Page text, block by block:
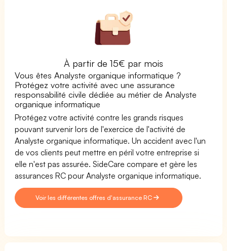
À partir de 15€ par mois
Vous êtes Analyste organique informatique ?
Protégez votre activité avec une assurance
responsabilité civile dédiée au métier de Analyste
organique informatique
Protégez votre activité contre les grands risques
pouvant survenir lors de l'exercice de l'activité de
Analyste organique informatique. Un accident avec l'un
de vos clients peut mettre en péril votre entreprise si
elle n'est pas assurée. SideCare compare et gère les
assurances RC pour Analyste organique informatique.
Voir les différentes offres d'assurance RC